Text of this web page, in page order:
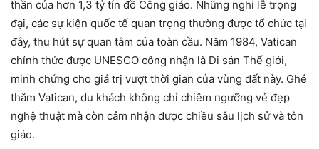
thần của hơn 1,3 tỷ tín đồ Công giáo. Những nghi lễ trọng
đại, các sự kiện quốc tế quan trọng thường được tổ chức tại
đây, thu hút sự quan tâm của toàn cầu. Năm 1984, Vatican
chính thức được UNESCO công nhận là Di sản Thế giới,
minh chứng cho giá trị vượt thời gian của vùng đất này. Ghé
thăm Vatican, du khách không chỉ chiêm ngưỡng vẻ đẹp
nghệ thuật mà còn cảm nhận được chiều sâu lịch sử và tôn
giáo.